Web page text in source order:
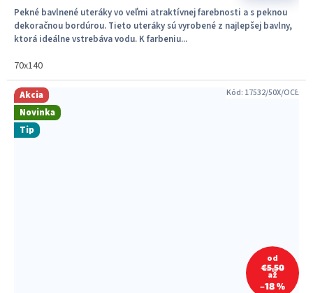
Pekné bavlnené uteráky vo veľmi atraktívnej farebnosti a s peknou
dekoračnou bordúrou. Tieto uteráky sú vyrobené z najlepšej bavlny,
ktorá ideálne vstrebáva vodu. K farbeniu...
70x140
Akcia
Novinka
Tip
od
€5,50
až
–18 %
Kód: 17532/50X/OCE